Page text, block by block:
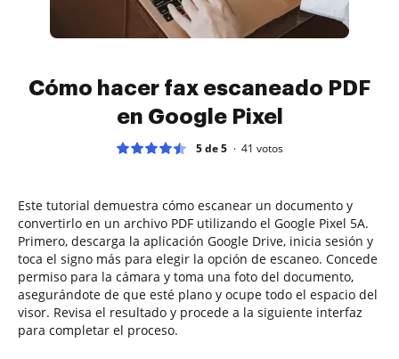
Cómo hacer fax escaneado PDF
en Google Pixel
5 de 5 41 votos
Este tutorial demuestra cómo escanear un documento y
convertirlo en un archivo PDF utilizando el Google Pixel 5A.
Primero, descarga la aplicación Google Drive, inicia sesión y
toca el signo más para elegir la opción de escaneo. Concede
permiso para la cámara y toma una foto del documento,
asegurándote de que esté plano y ocupe todo el espacio del
visor. Revisa el resultado y procede a la siguiente interfaz
para completar el proceso.